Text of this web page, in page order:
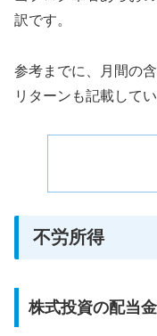
訳です。
参考までに、月間の
リターンも記載してい
不労所得
株式投資の配当